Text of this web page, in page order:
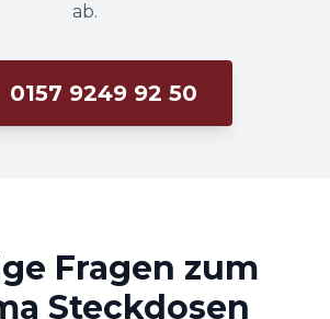
ab.
0157 9249 92 50
Fragen zum
Steckdosen